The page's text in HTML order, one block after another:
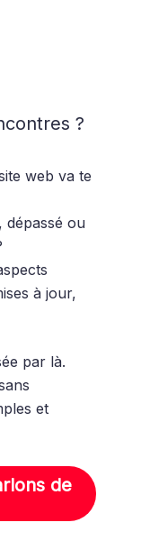
?
web va te
dépassé ou
à jour,
par là.
et
de